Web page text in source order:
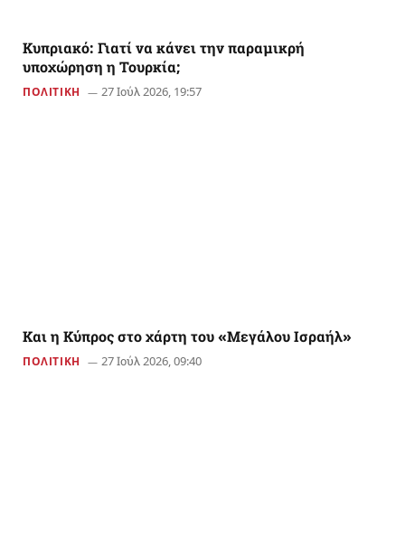
Κυπριακό: Γιατί να κάνει την παραμικρή
υποχώρηση η Τουρκία;
ΠΟΛΙΤΙΚΗ 27 Ιούλ 2026, 19:57
Και η Κύπρος στο χάρτη του «Μεγάλου Ισραήλ»
ΠΟΛΙΤΙΚΗ 27 Ιούλ 2026, 09:40